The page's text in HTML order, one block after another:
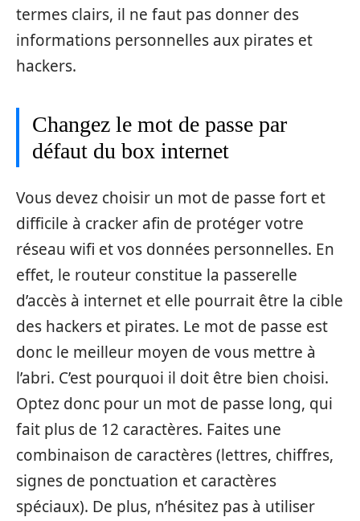
termes clairs, il ne faut pas donner des
informations personnelles aux pirates et
hackers.
Changez le mot de passe par
défaut du box internet
Vous devez choisir un mot de passe fort et
difficile à cracker afin de protéger votre
réseau wifi et vos données personnelles. En
effet, le routeur constitue la passerelle
d’accès à internet et elle pourrait être la cible
des hackers et pirates. Le mot de passe est
donc le meilleur moyen de vous mettre à
l’abri. C’est pourquoi il doit être bien choisi.
Optez donc pour un mot de passe long, qui
fait plus de 12 caractères. Faites une
combinaison de caractères (lettres, chiffres,
signes de ponctuation et caractères
spéciaux). De plus, n’hésitez pas à utiliser